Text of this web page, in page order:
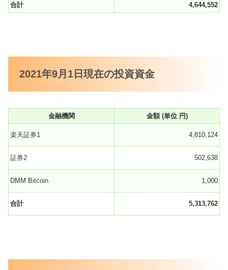
合計
4,644,552
2021年9月1日現在の投資資金
金融機関 金額 (単位 円)
楽天証券1 4,810,124
証券2 502,638
DMM Bitcoin 1,000
合計 5,313,762